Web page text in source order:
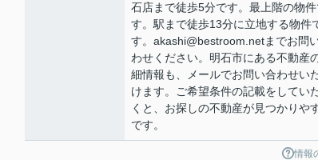
石店まで徒歩5分です。最上階の物
す。駅まで徒歩13分に立地する物件
す。akashi@bestroom.netまでお問
わせください。明石市にある不動産
細情報も、メールでお問い合わせい
けます。ご希望条件の記載をしてい
くと、お探しの不動産が見つかりや
です。
情報